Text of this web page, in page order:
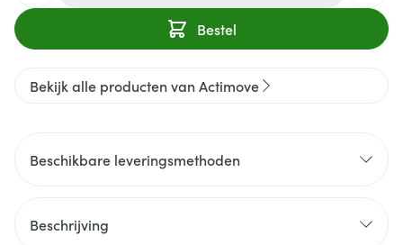
Bestel
Bekijk alle producten van Actimove
Beschikbare leveringsmethoden
Beschrijving